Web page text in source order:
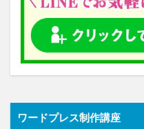
ワードプレス制作講座